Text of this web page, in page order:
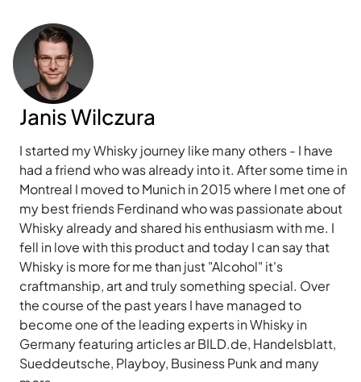
Janis Wilczura
I started my Whisky journey like many others - I have
had a friend who was already into it. After some time in
Montreal I moved to Munich in 2015 where I met one of
my best friends Ferdinand who was passionate about
Whisky already and shared his enthusiasm with me. I
fell in love with this product and today I can say that
Whisky is more for me than just "Alcohol" it's
craftmanship, art and truly something special. Over
the course of the past years I have managed to
become one of the leading experts in Whisky in
Germany featuring articles ar BILD.de, Handelsblatt,
Sueddeutsche, Playboy, Business Punk and many